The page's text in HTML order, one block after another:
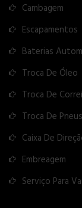
Cambagem
Escapamentos
Baterias
Troca De Óleo
Troca De
Troca De Pneus
Caixa De
Embreagem
Serviço Para